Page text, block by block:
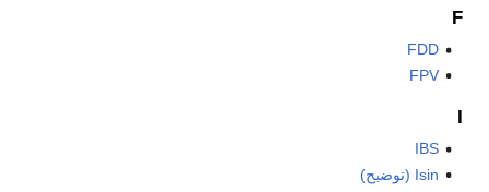
F
FDD
FPV
I
IBS
Isin (توضيح)